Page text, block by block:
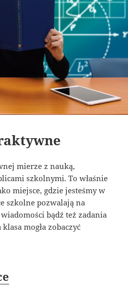
mierze z nauką,
szkolnymi. To właśnie
miejsce, gdzie jesteśmy w
szkolne pozwalają na
bądź też zadania
mogła zobaczyć